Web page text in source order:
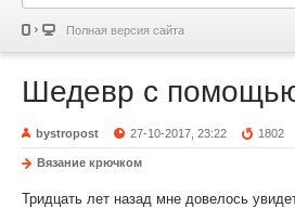
Полная версия сайта
Шедевр с
bystropost 27-10-2017, 23:22 1802
Вязание крючком
Тридцать лет назад мне довелось